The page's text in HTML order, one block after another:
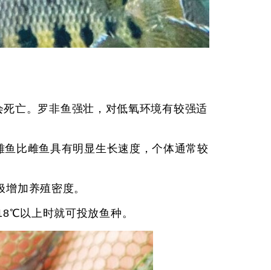
亡。罗非鱼强壮，对低氧环境有较强适
比雌鱼具有明显生长速度，个体通常较
加养殖密度。
以上时就可投放鱼种。